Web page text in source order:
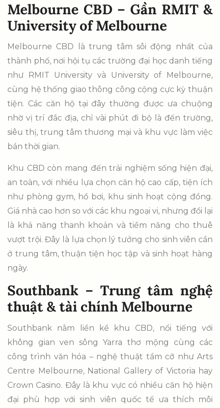
Melbourne CBD – Gần RMIT &
University of Melbourne
Melbourne CBD là trung tâm sôi động nhất của
thành phố, nơi hội tụ các trường đại học danh tiếng
như RMIT University và University of Melbourne,
cùng hệ thống giao thông công cộng cực kỳ thuận
tiện. Các căn hộ tại đây thường được ưa chuộng
nhờ vị trí đắc địa, chỉ vài phút đi bộ là đến trường,
siêu thị, trung tâm thương mại và khu vực làm việc
bán thời gian.
Khu CBD còn mang đến trải nghiệm sống hiện đại,
an toàn, với nhiều lựa chọn căn hộ cao cấp, tiện ích
như phòng gym, hồ bơi, khu sinh hoạt cộng đồng.
Giá nhà cao hơn so với các khu ngoại vi, nhưng đổi lại
là khả năng thanh khoản và tiềm năng cho thuê
vượt trội. Đây là lựa chọn lý tưởng cho sinh viên cần
ở trung tâm, thuận tiện học tập và sinh hoạt hàng
ngày.
Southbank – Trung tâm nghệ
thuật & tài chính Melbourne
Southbank nằm liền kề khu CBD, nổi tiếng với
không gian ven sông Yarra thơ mộng cùng các
công trình văn hóa – nghệ thuật tầm cỡ như Arts
Centre Melbourne, National Gallery of Victoria hay
Crown Casino. Đây là khu vực có nhiều căn hộ hiện
đại phù hợp với sinh viên quốc tế ưa thích môi